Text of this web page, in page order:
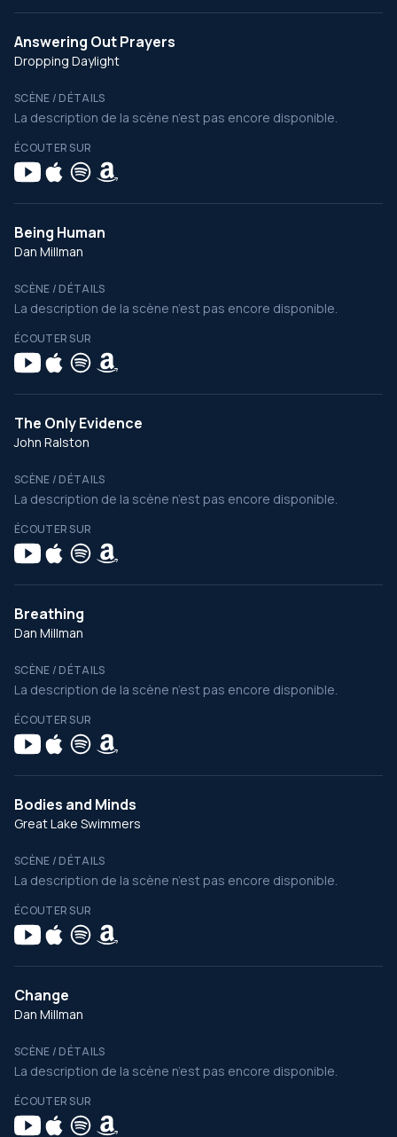
Answering Out Prayers
Dropping Daylight
SCÈNE / DÉTAILS
La description de la scène n’est pas encore disponible.
ÉCOUTER SUR
Being Human
Dan Millman
SCÈNE / DÉTAILS
La description de la scène n’est pas encore disponible.
ÉCOUTER SUR
The Only Evidence
John Ralston
SCÈNE / DÉTAILS
La description de la scène n’est pas encore disponible.
ÉCOUTER SUR
Breathing
Dan Millman
SCÈNE / DÉTAILS
La description de la scène n’est pas encore disponible.
ÉCOUTER SUR
Bodies and Minds
Great Lake Swimmers
SCÈNE / DÉTAILS
La description de la scène n’est pas encore disponible.
ÉCOUTER SUR
Change
Dan Millman
SCÈNE / DÉTAILS
La description de la scène n’est pas encore disponible.
ÉCOUTER SUR